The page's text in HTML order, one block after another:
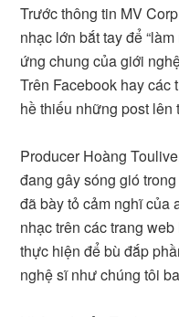
Trước thông tin MV
nhạc lớn bắt tay để
ứng chung của giới
Trên Facebook hay các
hề thiếu những post lên
Producer Hoàng
đang gây sóng gió
đã bày tỏ cảm nghĩ của
nhạc trên các trang
thực hiện để bù đắp
nghệ sĩ như chúng tôi